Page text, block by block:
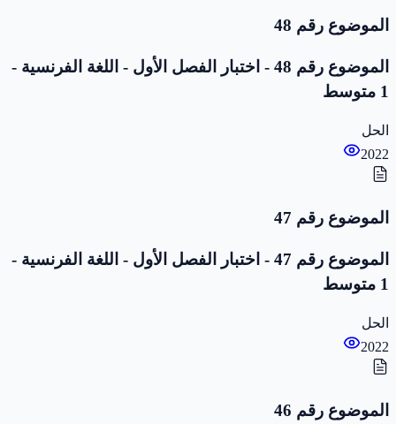
الموضوع رقم 48
الموضوع رقم 48 - اختبار الفصل الأول - اللغة الفرنسية -
1 متوسط
الحل
2022
الموضوع رقم 47
الموضوع رقم 47 - اختبار الفصل الأول - اللغة الفرنسية -
1 متوسط
الحل
2022
الموضوع رقم 46